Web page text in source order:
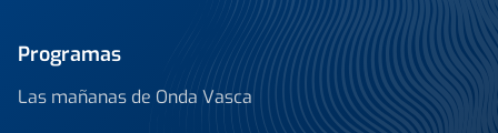
Programas
Las mañanas de Onda Vasca